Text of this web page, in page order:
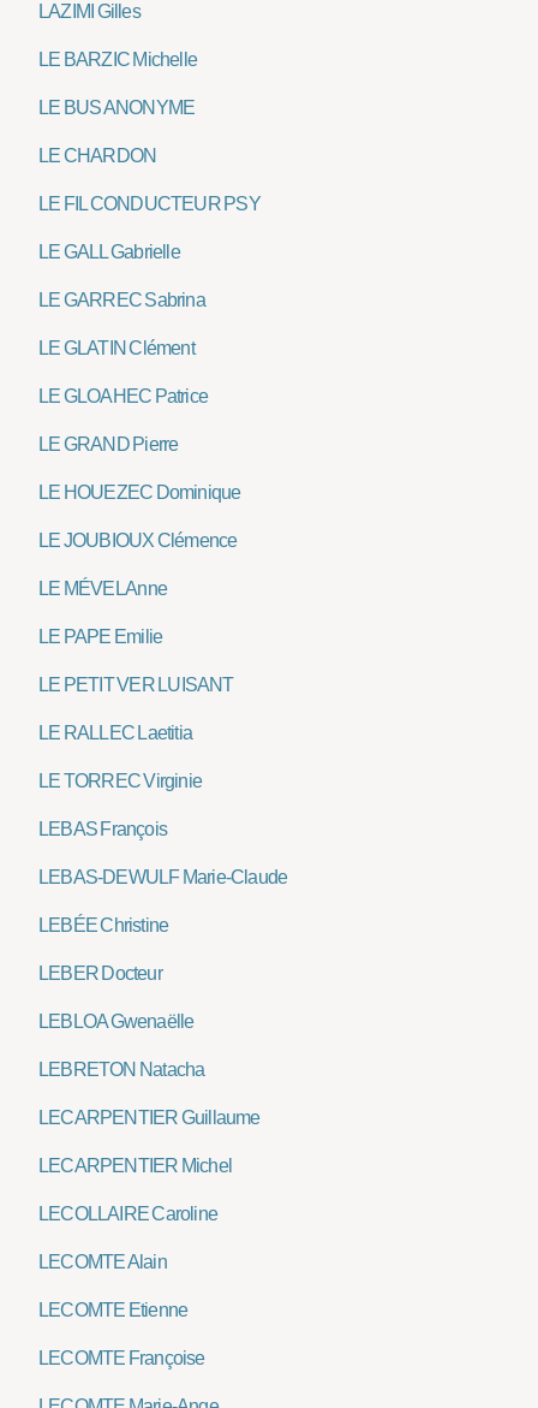
LAZIMI Gilles
LE BARZIC Michelle
LE BUS ANONYME
LE CHARDON
LE FIL CONDUCTEUR PSY
LE GALL Gabrielle
LE GARREC Sabrina
LE GLATIN Clément
LE GLOAHEC Patrice
LE GRAND Pierre
LE HOUEZEC Dominique
LE JOUBIOUX Clémence
LE MÉVEL Anne
LE PAPE Emilie
LE PETIT VER LUISANT
LE RALLEC Laetitia
LE TORREC Virginie
LEBAS François
LEBAS-DEWULF Marie-Claude
LEBÉE Christine
LEBER Docteur
LEBLOA Gwenaëlle
LEBRETON Natacha
LECARPENTIER Guillaume
LECARPENTIER Michel
LECOLLAIRE Caroline
LECOMTE Alain
LECOMTE Etienne
LECOMTE Françoise